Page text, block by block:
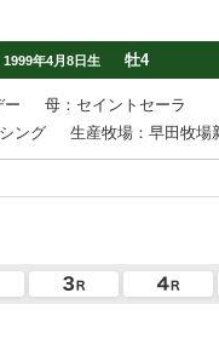
1999年4月8日生 牡4
ー
母：セイントセーラ
ング
生産牧場：早田牧場